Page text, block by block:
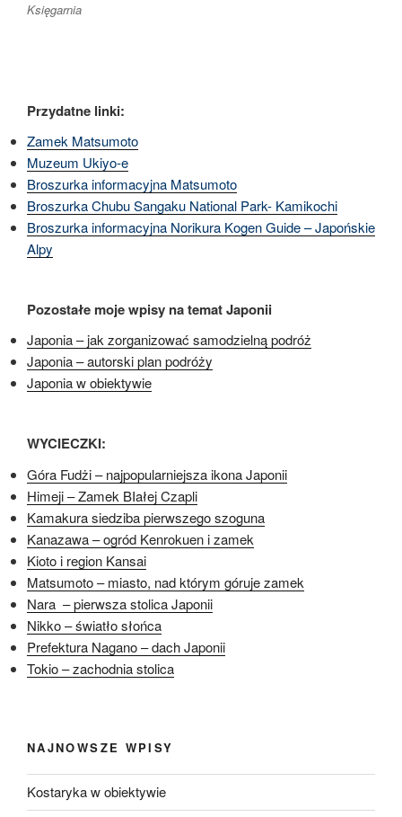
Księgarnia
Przydatne linki:
Zamek Matsumoto
Muzeum Ukiyo-e
Broszurka informacyjna Matsumoto
Broszurka Chubu Sangaku National Park- Kamikochi
Broszurka informacyjna Norikura Kogen Guide – Japońskie
Alpy
Pozostałe moje wpisy na temat Japonii
Japonia – jak zorganizować samodzielną podróż
Japonia – autorski plan podróży
Japonia w obiektywie
WYCIECZKI:
Góra Fudżi – najpopularniejsza ikona Japonii
Himeji – Zamek BIałej Czapli
Kamakura siedziba pierwszego szoguna
Kanazawa – ogród Kenrokuen i zamek
Kioto i region Kansai
Matsumoto – miasto, nad którym góruje zamek
Nara – pierwsza stolica Japonii
Nikko – światło słońca
Prefektura Nagano – dach Japonii
Tokio – zachodnia stolica
NAJNOWSZE WPISY
Kostaryka w obiektywie